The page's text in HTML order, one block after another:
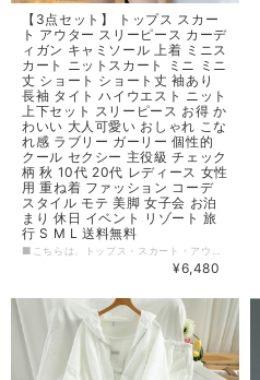
【3点セット】 トップス スカー
ト アウター スリーピース カーデ
ィガン キャミソール 上着 ミニス
カート ニットスカート ミニ ミニ
丈 ショート ショート丈 袖あり
長袖 タイト ハイウエスト ニット
上下セット スリーピース お得 か
わいい 大人可愛い おしゃれ こな
れ感 ラブリー ガーリー 個性的
クール セクシー 主役級 チェック
柄 秋 10代 20代 レディース 女性
用 重ね着 ファッション コーデ
スタイル モテ 美脚 女子会 お泊
まり 休日 イベント リゾート 旅
行 S M L 送料無料
¥6,480